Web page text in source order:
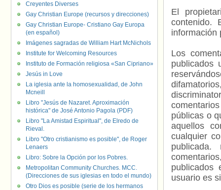
El
contenido.
información
Los
publicados
públicas o
aquellos
cualquier
usuario es
Creyentes Diverses
Gay Christian Europe (recursos y direcciones)
Gay Christian Europe- Cristiano Gay Europa
(en español)
Imágenes sagradas de William Hart McNichols
Institute for Welcoming Resources
Instituto de Formación religiosa «San Cipriano»
Jesús in Love
La iglesia ante la homosexualidad, de John
Mcneill
Libro "Jesús de Nazaret. Aproximación
histórica" de José Antonio Pagola (PDF)
Libro "La Amistad Espiritual", de Elredo de
Rieval.
Libro "Otro cristianismo es posible", de Roger
Lenaers
Libro: Sobre la Opción por los Pobres.
Metropolitan Community Churches. MCC.
(Direcciones de sus iglesias en todo el mundo)
Otro Dios es posible (serie de los hermanos